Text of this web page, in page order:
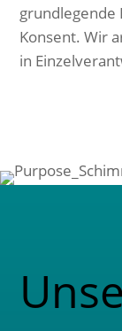
grundlegende
Konsent. Wir
in